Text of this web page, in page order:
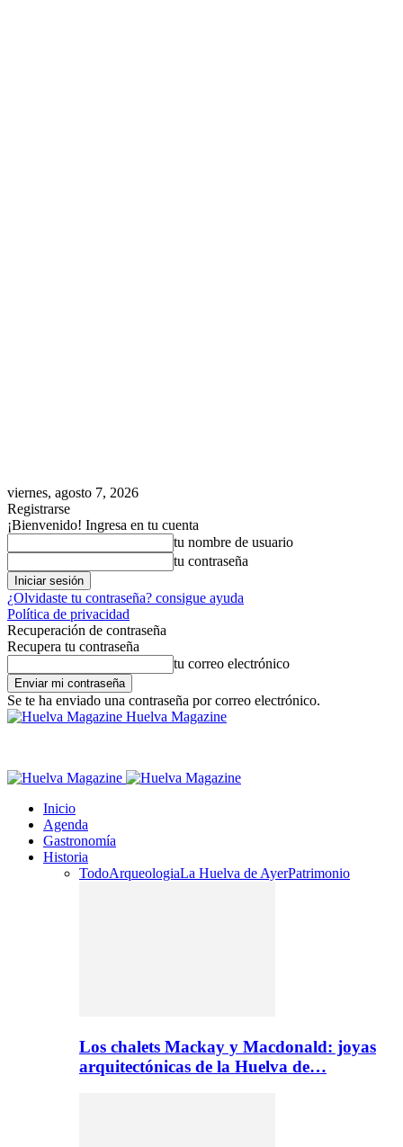
viernes, agosto 7, 2026
Registrarse
¡Bienvenido! Ingresa en tu cuenta
tu nombre de usuario
tu contraseña
¿Olvidaste tu contraseña? consigue ayuda
Política de privacidad
Recuperación de contraseña
Recupera tu contraseña
tu correo electrónico
Se te ha enviado una contraseña por correo electrónico.
Huelva Magazine
Inicio
Agenda
Gastronomía
Historia
TodoArqueologiaLa Huelva de AyerPatrimonio
Los chalets Mackay y Macdonald: joyas
arquitectónicas de la Huelva de…